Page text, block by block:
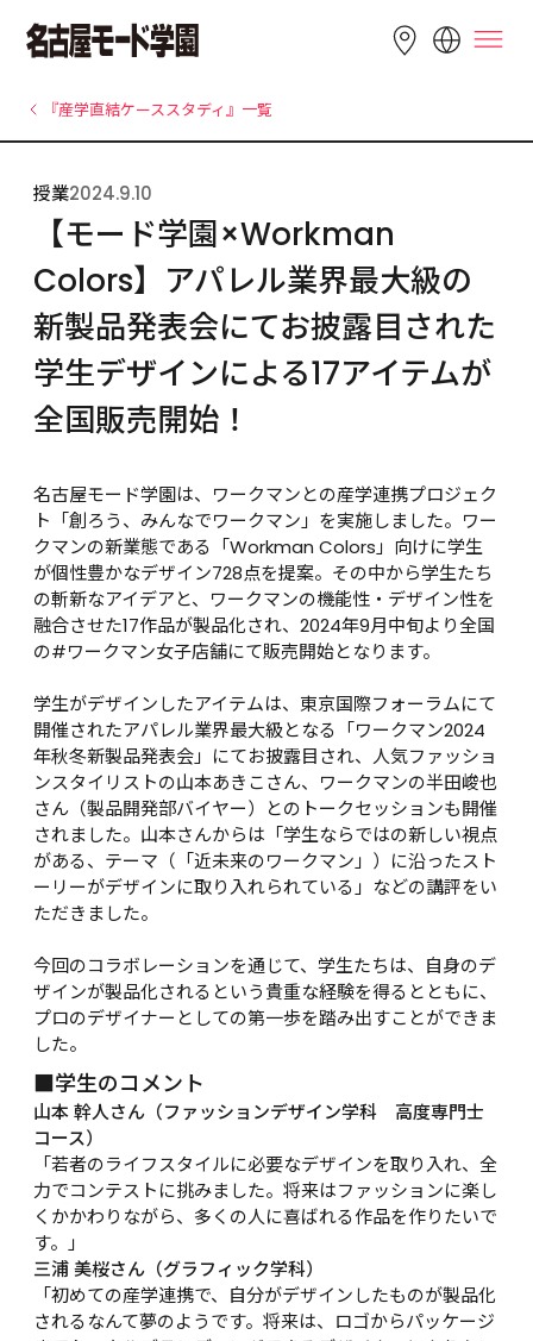
English 简体中文 繁體中文
한국어 Tiếng Việt
『産学直結ケーススタディ』一覧
授業2024.9.10
【モード学園×Workman
Colors】アパレル業界最大級の
新製品発表会にてお披露目された
学生デザインによる17アイテムが
全国販売開始！
名古屋モード学園は、ワークマンとの産学連携プロジェク
ト「創ろう、みんなでワークマン」を実施しました。ワー
クマンの新業態である「Workman Colors」向けに学生
が個性豊かなデザイン728点を提案。その中から学生たち
の斬新なアイデアと、ワークマンの機能性・デザイン性を
融合させた17作品が製品化され、2024年9月中旬より全国
の#ワークマン女子店舗にて販売開始となります。
学生がデザインしたアイテムは、東京国際フォーラムにて
開催されたアパレル業界最大級となる「ワークマン2024
年秋冬新製品発表会」にてお披露目され、人気ファッショ
ンスタイリストの山本あきこさん、ワークマンの半田峻也
さん（製品開発部バイヤー）とのトークセッションも開催
されました。山本さんからは「学生ならではの新しい視点
がある、テーマ（「近未来のワークマン」）に沿ったスト
ーリーがデザインに取り入れられている」などの講評をい
ただきました。
今回のコラボレーションを通じて、学生たちは、自身のデ
ザインが製品化されるという貴重な経験を得るとともに、
プロのデザイナーとしての第一歩を踏み出すことができま
した。
■学生のコメント
山本 幹人さん（ファッションデザイン学科　高度専門士
コース）
「若者のライフスタイルに必要なデザインを取り入れ、全
力でコンテストに挑みました。将来はファッションに楽し
くかかわりながら、多くの人に喜ばれる作品を作りたいで
す。」
三浦 美桜さん（グラフィック学科）
「初めての産学連携で、自分がデザインしたものが製品化
されるなんて夢のようです。将来は、ロゴからパッケージ